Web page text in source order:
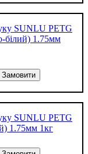
SUNLU PETG
білий) 1.75мм
SUNLU PETG
1.75мм 1кг